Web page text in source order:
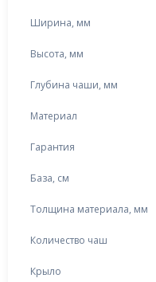
Ширина, мм
Высота, мм
Глубина чаши, мм
Материал
Гарантия
База, см
Толщина материала, мм
Количество чаш
Крыло